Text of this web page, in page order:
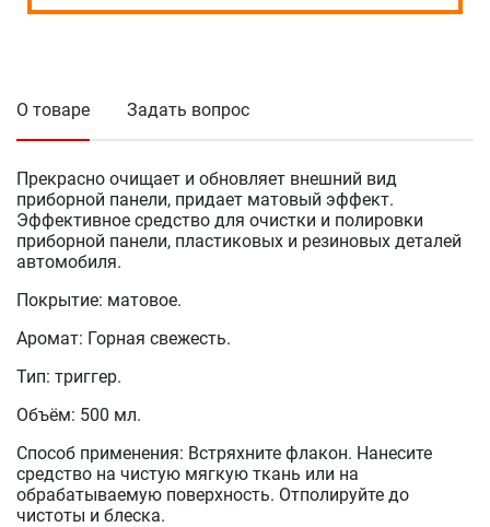
О товаре Задать вопрос
Прекрасно очищает и обновляет внешний вид
приборной панели, придает матовый эффект.
Эффективное средство для очистки и полировки
приборной панели, пластиковых и резиновых деталей
автомобиля.
Покрытие: матовое.
Аромат: Горная свежесть.
Тип: триггер.
Объём: 500 мл.
Способ применения: Встряхните флакон. Нанесите
средство на чистую мягкую ткань или на
обрабатываемую поверхность. Отполируйте до
чистоты и блеска.